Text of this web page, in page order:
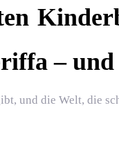
–
und die Welt, die